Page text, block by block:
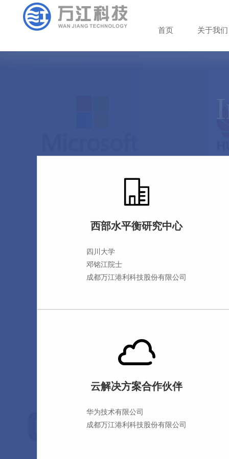
首页 关于我们
西部水平衡研究中心
四川大学
邓铭江院士
成都万江港利科技股份有限公司
云解决方案合作伙伴
华为技术有限公司
成都万江港利科技股份有限公司